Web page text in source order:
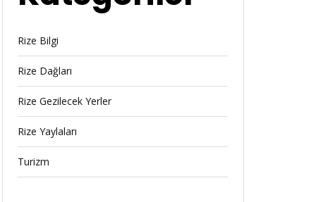
Rize Bilgi
Rize Dağları
Rize Gezilecek Yerler
Rize Yaylaları
Turizm